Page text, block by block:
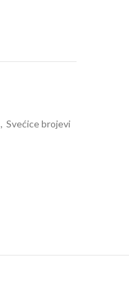
, Svećice brojevi